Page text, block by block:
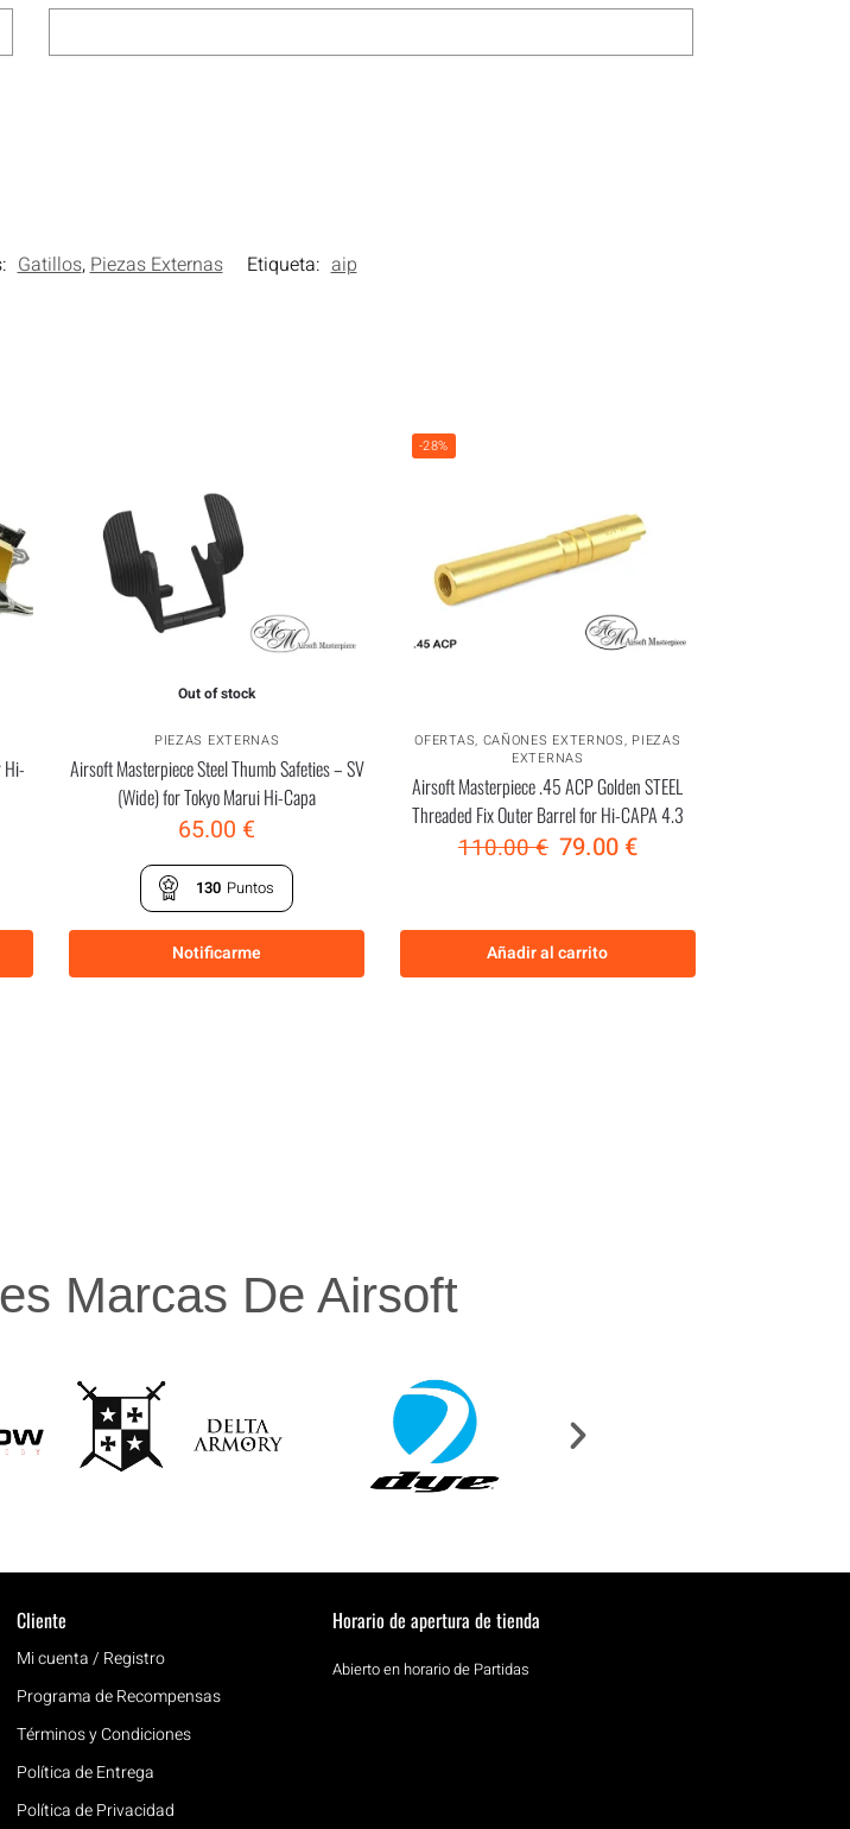
Gatillos,Piezas Externas Etiqueta: aip
Hi-
Out of stock
PIEZAS EXTERNAS
Airsoft Masterpiece Steel Thumb Safeties – SV
(Wide) for Tokyo Marui Hi-Capa
65.00 €
130 Puntos
Notificarme
-28%
OFERTAS, CAÑONES EXTERNOS, PIEZAS
EXTERNAS
Airsoft Masterpiece .45 ACP Golden STEEL
Threaded Fix Outer Barrel for Hi-CAPA 4.3
110.00€ 79.00 €
Añadir al carrito
Marcas De Airsoft
Cliente
Mi cuenta / Registro
Programa de Recompensas
Términos y Condiciones
Política de Entrega
Política de Privacidad
Horario de apertura de tienda
Abierto en horario de Partidas